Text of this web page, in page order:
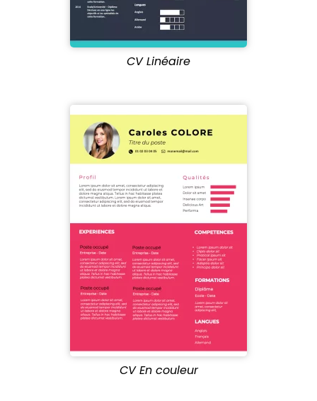
CV Linéaire
CV En couleur